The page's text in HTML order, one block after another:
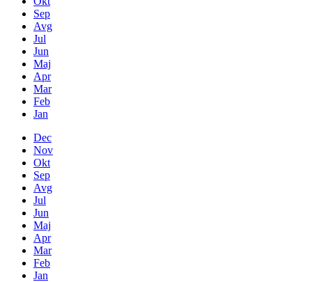
Sep
Avg
Jul
Jun
Maj
Apr
Mar
Feb
Jan
Dec
Nov
Okt
Sep
Avg
Jul
Jun
Maj
Apr
Mar
Feb
Jan